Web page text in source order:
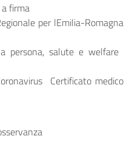
firma
per lEmilia-Romagna
persona, salute e welfare 
 Certificato medico